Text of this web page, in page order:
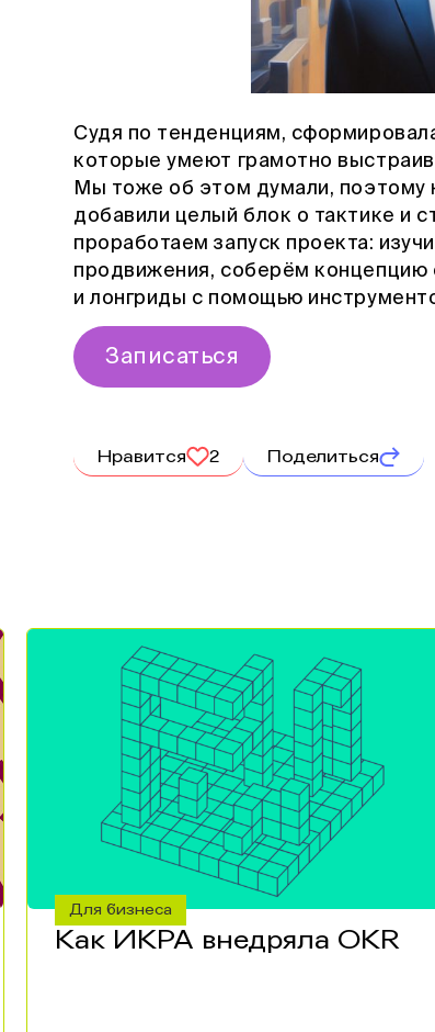
Судя по тенденциям,
которые умеют грамотно
Мы тоже об этом думали, поэтому
добавили целый блок о тактике и
проработаем запуск проекта:
продвижения, соберём концепцию
и лонгриды с помощью
Записаться
Нравится 2 Поделиться
Для бизнеса
Как ИКРА внедряла OKR